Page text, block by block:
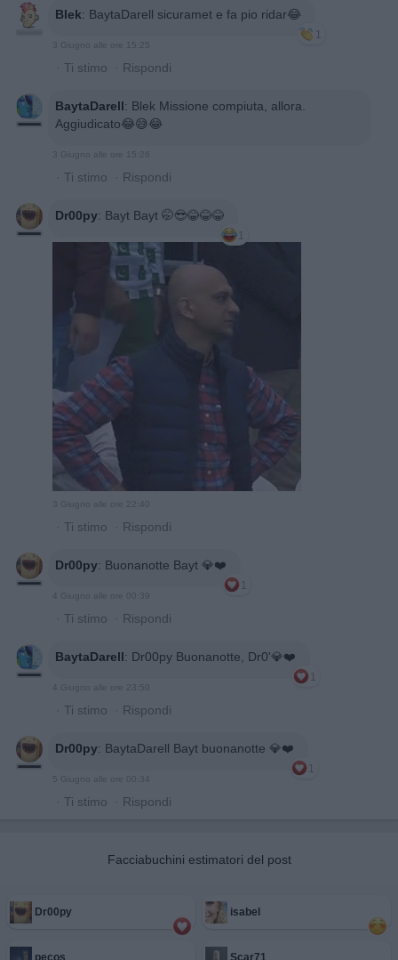
Blek: BaytaDarell sicuramet e fa pio ridar😂
1
3 Giugno alle ore 15:25
· Ti stimo · Rispondi
BaytaDarell: Blek Missione compiuta, allora.
Aggiudicato😂😅😂
3 Giugno alle ore 15:26
· Ti stimo · Rispondi
Dr00py: Bayt Bayt 🤭😎😂😂😂
1
3 Giugno alle ore 22:40
· Ti stimo · Rispondi
Dr00py: Buonanotte Bayt 💎❤️
1
4 Giugno alle ore 00:39
· Ti stimo · Rispondi
BaytaDarell: Dr00py Buonanotte, Dr0'💎❤️
1
4 Giugno alle ore 23:50
· Ti stimo · Rispondi
Dr00py: BaytaDarell Bayt buonanotte 💎❤️
1
5 Giugno alle ore 00:34
· Ti stimo · Rispondi
Facciabuchini estimatori del post
Dr00py isabel